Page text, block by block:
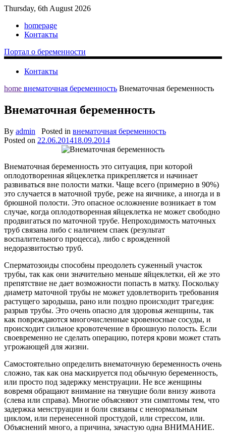
Thursday, 6th August 2026
homepage
Контакты
Портал о беременности
Контакты
home внематочная беременность Внематочная беременность
Внематочная беременность
By admin Posted in внематочная беременность
Posted on 22.06.201418.09.2014
Внематочная беременность это ситуация, при которой
оплодотворенная яйцеклетка прикрепляется и начинает
развиваться вне полости матки. Чаще всего (примерно в 90%)
это случается в маточной трубе, реже на яичнике, а иногда и в
брюшной полости. Это опасное осложнение возникает в том
случае, когда оплодотворенная яйцеклетка не может свободно
продвигаться по маточной трубе. Непроходимость маточных
труб связана либо с наличием спаек (результат
воспалительного процесса), либо с врожденной
недоразвитостью труб.
Сперматозоиды способны преодолеть суженный участок
трубы, так как они значительно меньше яйцеклетки, ей же это
препятствие не дает возможности попасть в матку. Поскольку
диаметр маточной трубы не может удовлетворить требования
растущего зародыша, рано или поздно происходит трагедия:
разрыв трубы. Это очень опасно для здоровья женщины, так
как повреждаются многочисленные кровеносные сосуды, и
происходит сильное кровотечение в брюшную полость. Если
своевременно не сделать операцию, потеря крови может стать
угрожающей для жизни.
Самостоятельно определить внематочную беременность очень
сложно, так как она маскируется под обычную беременность,
или просто под задержку менструации. Не все женщины
вовремя обращают внимание на тянущие боли внизу живота
(слева или справа). Многие объясняют эти симптомы тем, что
задержка менструации и боли связаны с ненормальным
циклом, или перенесенной простудой, или стрессом, или.
Объяснений много, а причина, зачастую одна ВНИМАНИЕ.